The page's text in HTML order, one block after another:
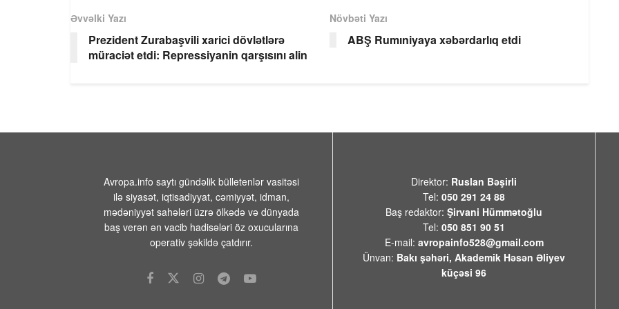
Əvvəlki Yazı
Prezident Zurabaşvili xarici dövlətlərə
müraciət etdi: Repressiyanin qarşısını alin
Növbəti Yazı
ABŞ Rumıniyaya xəbərdarlıq etdi
Avropa.info saytı gündəlik bülletenlər vasitəsi
ilə siyasət, iqtisadiyyat, cəmiyyət, idman,
mədəniyyət sahələri üzrə ölkədə və dünyada
baş verən ən vacib hadisələri öz oxucularına
operativ şəkildə çatdırır.
Direktor: Ruslan Bəşirli
Tel: 050 291 24 88
Baş redaktor: Şirvani Hümmətoğlu
Tel: 050 851 90 51
E-mail: avropainfo528@gmail.com
Ünvan: Bakı şəhəri, Akademik Həsən Əliyev
küçəsi 96